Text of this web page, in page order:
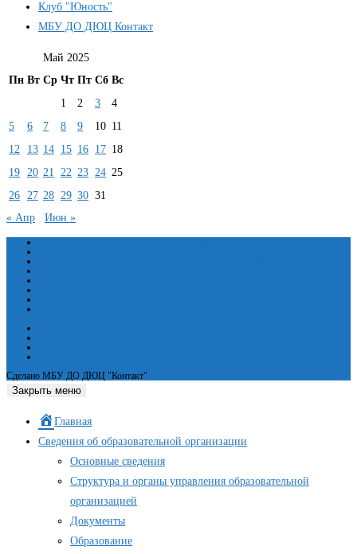
Клуб "Юность"
МБУ ДО ДЮЦ Контакт
Май 2025
Пн Вт Ср Чт Пт Сб Вс
1
2 3
4
5
6 7 8 9 10 11
12
13 14 15 16 17 18
19 20 21 22 23 24 25
26 27 28 29 30 31
« Апр
Июн »
Сделано МБУ ДО ДЮЦ "Контакт"
Закрыть меню
Главная
Сведения об образовательной организации
Основные сведения
Структура и органы управления образовательной
организацией
Документы
Образование